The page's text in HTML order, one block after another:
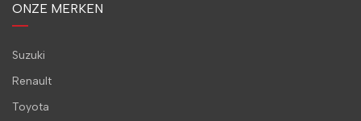
ONZE MERKEN
Suzuki
Renault
Toyota